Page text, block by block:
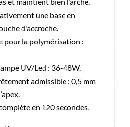
une base en
d'accroche.
pour la polymérisation :
UV/Led : 36-48W.
admissible : 0,5 mm
en 120 secondes.